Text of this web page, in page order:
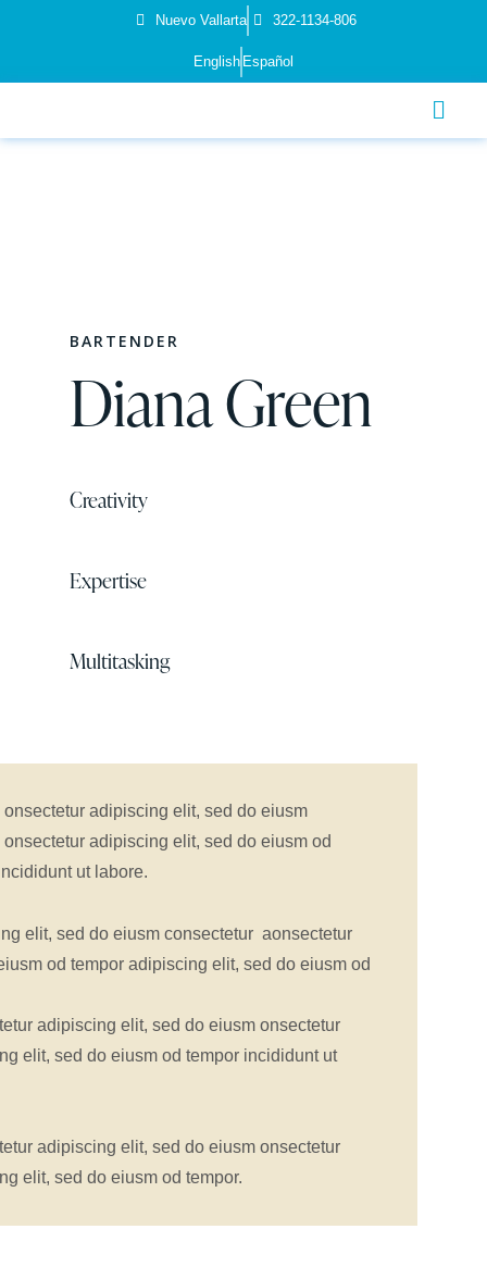
Nuevo Vallarta 322-1134-806
English Español
BARTENDER
Diana Green
Creativity
Expertise
Multitasking
onsectetur adipiscing elit, sed do eiusm
onsectetur adipiscing elit, sed do eiusm od
ut labore.
elit, sed do eiusm consectetur aonsectetur
od tempor adipiscing elit, sed do eiusm od
adipiscing elit, sed do eiusm onsectetur
elit, sed do eiusm od tempor incididunt ut
adipiscing elit, sed do eiusm onsectetur
elit, sed do eiusm od tempor.